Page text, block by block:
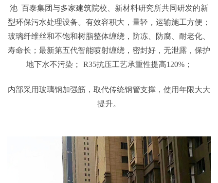
池 百泰集团与多家建筑院校、新材料研究所共同研发的新
型环保污水处理设备。有效容积大，量轻，运输施工方便；
玻璃纤维丝和不饱和树脂整体缠绕，防冻、防腐、耐老化、
寿命长；最新第五代智能喷射缠绕，密封好，无泄露，保护
地下水不污染；
R35抗压工艺承重性提高120%；
内部采用玻璃钢加强筋，取代传统钢管支撑，使用年限大大
提升。